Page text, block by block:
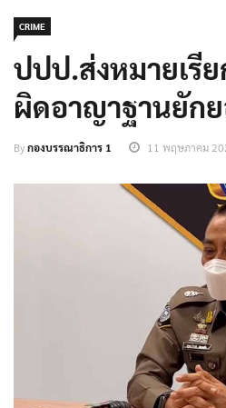
CRIME
ปปป.ส่งหมายเรีย
ผิดอาญาฐานยัก
Byกองบรรณาธิการ 1 11 พฤษภาคม